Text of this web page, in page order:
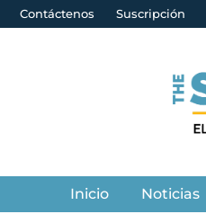
Contáctenos Suscripción
Inicio Noticias